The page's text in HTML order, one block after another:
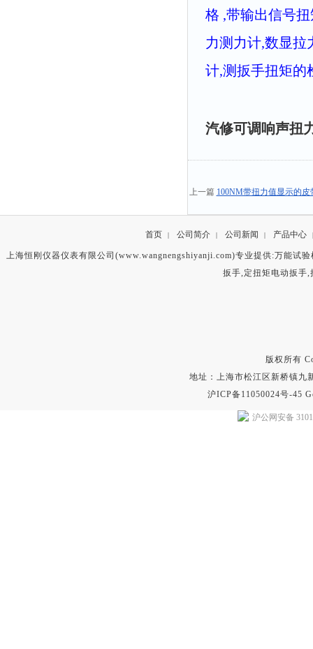
格 ,带输出信号
力测力计,数显拉
计,测扳手扭矩的
汽修可调响声扭
上一篇 100NM带扭力值显示的
首页 | 公司简介 | 公司新闻 | 产品中心 |
上海恒刚仪器仪表有限公司(www.wangnengshiyanji.com)专业提供:万能试验
扳手, 定扭矩电动扳手,
版权所有
地址：上海市松江区新桥镇九
沪ICP备11050024号-45
沪公网安备